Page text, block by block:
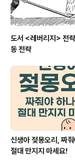
도서 <레버리지> 전
동 전략
신생아 젖몽오리, 짜
절대 만지지 마세요!